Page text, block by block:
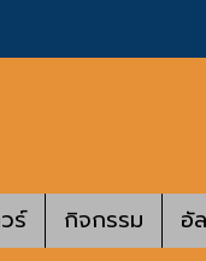
ร์ กิจกรรม อั